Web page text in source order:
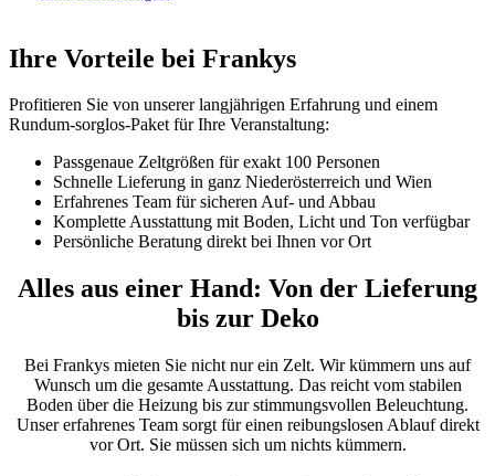
Ihre Vorteile bei Frankys
Profitieren Sie von unserer langjährigen Erfahrung und einem
Rundum-sorglos-Paket für Ihre Veranstaltung:
Passgenaue Zeltgrößen für exakt 100 Personen
Schnelle Lieferung in ganz Niederösterreich und Wien
Erfahrenes Team für sicheren Auf- und Abbau
Komplette Ausstattung mit Boden, Licht und Ton verfügbar
Persönliche Beratung direkt bei Ihnen vor Ort
Alles aus einer Hand: Von der Lieferung
bis zur Deko
Bei Frankys mieten Sie nicht nur ein Zelt. Wir kümmern uns auf
Wunsch um die gesamte Ausstattung. Das reicht vom stabilen
Boden über die Heizung bis zur stimmungsvollen Beleuchtung.
Unser erfahrenes Team sorgt für einen reibungslosen Ablauf direkt
vor Ort. Sie müssen sich um nichts kümmern.